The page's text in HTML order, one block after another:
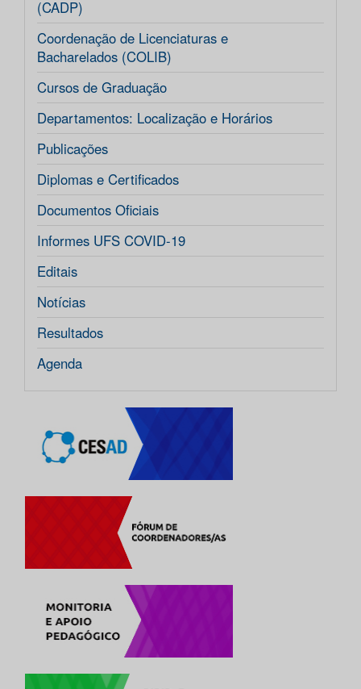
(CADP)
Coordenação de Licenciaturas e
Bacharelados (COLIB)
Cursos de Graduação
Departamentos: Localização e Horários
Publicações
Diplomas e Certificados
Documentos Oficiais
Informes UFS COVID-19
Editais
Notícias
Resultados
Agenda